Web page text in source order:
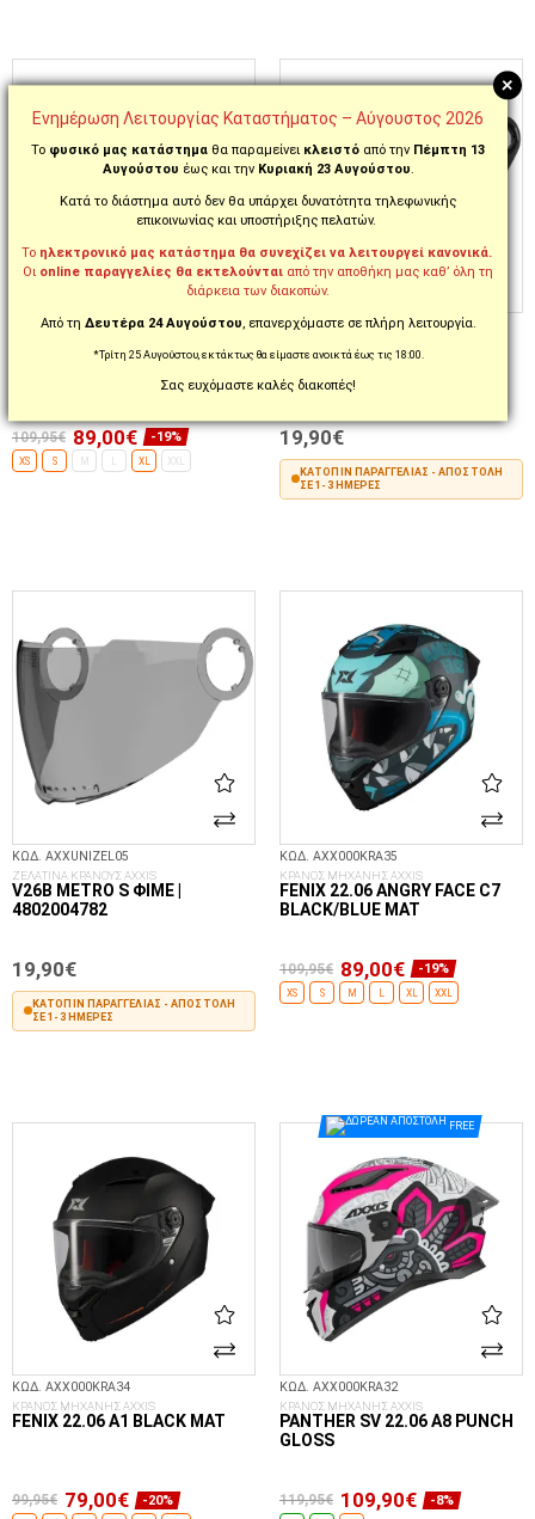
ΚΩΔ. AXX000KRA06
FENIX 22.06 ORK C2 GLOSS
109,95€ 89,00€ -19%
XS S XL XXL
ΚΩΔ. AXXUNIZEL02
V31B FENIX / PANTHER
ΣΚΟΎΡΟ ΦΙΜΈ | 4101830600
19,90€
ΚΑΤΌΠΙΝ ΠΑΡΑΓΓΕΛΊΑΣ - ΑΠΟΣΤΟΛΉ
ΣΕ 1-3 ΗΜΈΡΕΣ
ΚΩΔ. AXXUNIZEL05
ΖΕΛΑΤΙΝΑ ΚΡΑΝΟΥΣ AXXIS
V26B METRO S ΦΙΜΈ |
4802004782
19,90€
ΚΑΤΌΠΙΝ ΠΑΡΑΓΓΕΛΊΑΣ - ΑΠΟΣΤΟΛΉ
ΣΕ 1-3 ΗΜΈΡΕΣ
ΚΩΔ. AXX000KRA35
ΚΡΑΝΟΣ ΜΗΧΑΝΗΣ AXXIS
FENIX 22.06 ANGRY FACE C7
BLACK/BLUE MAT
109,95€ 89,00€ -19%
XS S M XL XXL
ΚΩΔ. AXX000KRA34
ΚΡΑΝΟΣ ΜΗΧΑΝΗΣ AXXIS
FENIX 22.06 A1 BLACK MAT
99,95€ 79,00€ -20%
FREE
ΚΩΔ. AXX000KRA32
ΚΡΑΝΟΣ ΜΗΧΑΝΗΣ AXXIS
PANTHER SV 22.06 A8 PUNCH
GLOSS
119,95€ 109,90€ -8%
+
Ενημέρωση Λειτουργίας Καταστήματος – Αύγουστος 2026
Το φυσικό μας κατάστημα θα παραμείνει κλειστό από την Πέμπτη 13
Αυγούστου έως και τηνΚυριακή 23 Αυγούστου.
Κατά το διάστημα αυτό δεν θα υπάρχει δυνατότητα τηλεφωνικής
επικοινωνίας και υποστήριξης πελατών.
Το ηλεκτρονικό μας κατάστημα θα συνεχίζει να λειτουργεί κανονικά.
Οι online παραγγελίες θα εκτελούνται από την αποθήκη μας καθ’ όλη τη
διάρκεια των διακοπών.
Από τη Δευτέρα 24 Αυγούστου, επανερχόμαστε σε πλήρη λειτουργία.
*Τρίτη 25 Αυγούστου, εκτάκτως θα είμαστε ανοικτά έως τις 18:00.
Σας ευχόμαστε καλές διακοπές!